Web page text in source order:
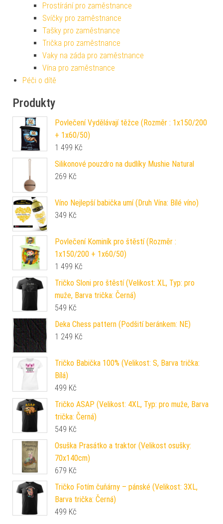
Prostírání pro zaměstnance
Svíčky pro zaměstnance
Tašky pro zaměstnance
Trička pro zaměstnance
Vaky na záda pro zaměstnance
Vína pro zaměstnance
Péči o dítě
Produkty
Povlečení Vydělávají těžce (Rozměr : 1x150/200
+ 1x60/50)
1 499 Kč
Silikonové pouzdro na dudlíky Mushie Natural
269 Kč
Víno Nejlepší babička umí (Druh Vína: Bílé víno)
349 Kč
Povlečení Kominík pro štěstí (Rozměr :
1x150/200 + 1x60/50)
1 499 Kč
Tričko Sloni pro štěstí (Velikost: XL, Typ: pro
muže, Barva trička: Černá)
549 Kč
Deka Chess pattern (Podšití beránkem: NE)
1 249 Kč
Tričko Babička 100% (Velikost: S, Barva trička:
Bílá)
499 Kč
Tričko ASAP (Velikost: 4XL, Typ: pro muže, Barva
trička: Černá)
549 Kč
Osuška Prasátko a traktor (Velikost osušky:
70x140cm)
679 Kč
Tričko Fotím čuňárny – pánské (Velikost: 3XL,
Barva trička: Černá)
499 Kč